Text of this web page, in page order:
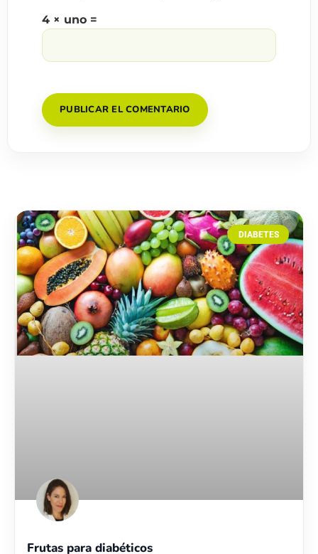
4 × uno =
DIABETES
Frutas para diabéticos